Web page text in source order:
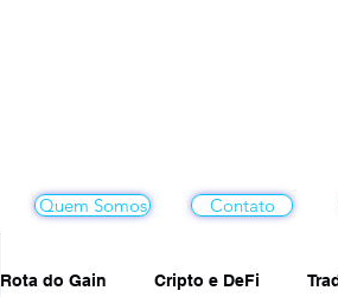
Quem Somos Contato
Rota do Gain Cripto e DeFi